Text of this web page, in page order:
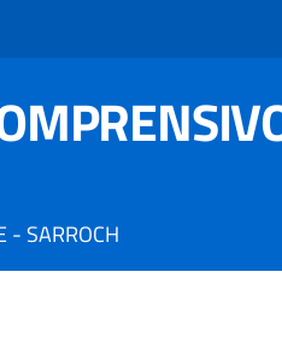
- SARROCH